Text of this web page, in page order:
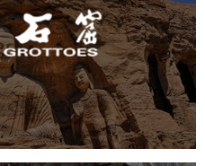
品牌官网
网页设计
区